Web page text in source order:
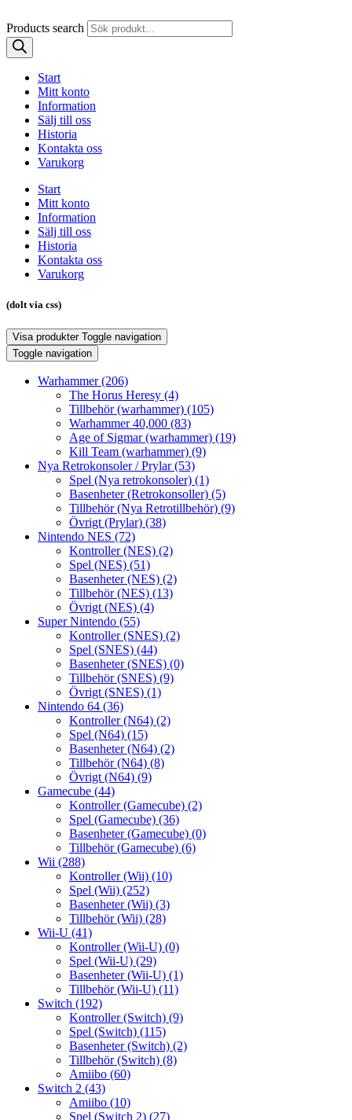
Products search
Start
Mitt konto
Information
Sälj till oss
Historia
Kontakta oss
Varukorg
Start
Mitt konto
Information
Sälj till oss
Historia
Kontakta oss
Varukorg
(dolt via css)
Visa produkter Toggle navigation
Toggle navigation
Warhammer(206)
The Horus Heresy (4)
Tillbehör (warhammer) (105)
Warhammer 40,000 (83)
Age of Sigmar (warhammer) (19)
Kill Team (warhammer) (9)
Nya Retrokonsoler / Prylar(53)
Spel (Nya retrokonsoler) (1)
Basenheter (Retrokonsoller) (5)
Tillbehör (Nya Retrotillbehör) (9)
Övrigt (Prylar) (38)
Nintendo NES (72)
Kontroller (NES) (2)
Spel (NES) (51)
Basenheter (NES) (2)
Tillbehör (NES) (13)
Övrigt (NES) (4)
Super Nintendo (55)
Kontroller (SNES) (2)
Spel (SNES) (44)
Basenheter (SNES) (0)
Tillbehör (SNES) (9)
Övrigt (SNES) (1)
Nintendo 64 (36)
Kontroller (N64) (2)
Spel (N64) (15)
Basenheter (N64) (2)
Tillbehör (N64) (8)
Övrigt (N64) (9)
Gamecube (44)
Kontroller (Gamecube) (2)
Spel (Gamecube) (36)
Basenheter (Gamecube) (0)
Tillbehör (Gamecube) (6)
Wii (288)
Kontroller (Wii) (10)
Spel (Wii) (252)
Basenheter (Wii) (3)
Tillbehör (Wii) (28)
Wii-U (41)
Kontroller (Wii-U) (0)
Spel (Wii-U) (29)
Basenheter (Wii-U) (1)
Tillbehör (Wii-U) (11)
Switch (192)
Kontroller (Switch) (9)
Spel (Switch) (115)
Basenheter (Switch) (2)
Tillbehör (Switch) (8)
Amiibo (60)
Switch 2 (43)
Amiibo (10)
Spel (Switch 2) (27)